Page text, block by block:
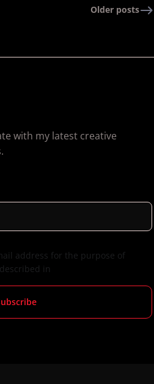
Older posts
with my latest creative
address for the purpose of
in